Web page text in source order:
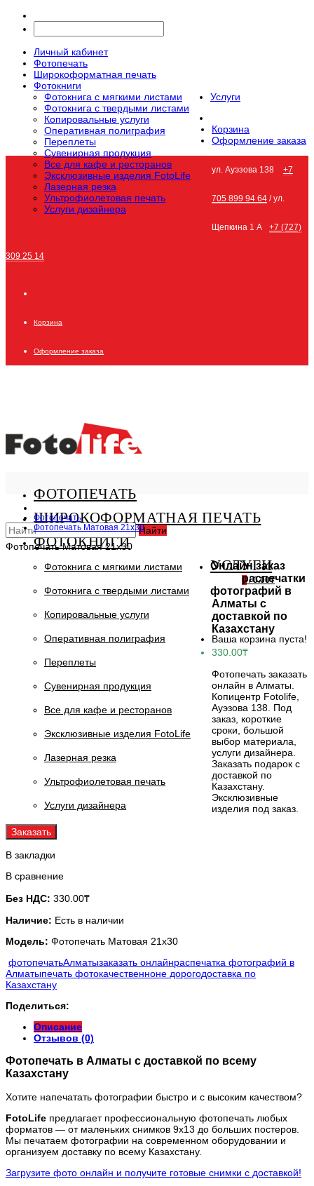
Личный кабинет
Фотопечать
Широкоформатная печать
Фотокниги
Фотокнига с мягкими листами
Фотокнига с твердыми листами
Услуги
Копировальные услуги
Оперативная полиграфия
Переплеты
Сувенирная продукция
Все для кафе и ресторанов
Эксклюзивные изделия FotoLife
Лазерная резка
Ультрофиолетовая печать
Услуги дизайнера
Корзина
Оформление заказа
ул. Ауэзова 138 +7
705 899 94 64 / ул.
Щепкина 1 А +7 (727)
309 25 14
Корзина
Оформление заказа
ФОТОПЕЧАТЬ
ШИРОКОФОРМАТНАЯ ПЕЧАТЬ
ФОТОКНИГИ
Фотокнига с мягкими листами
Фотокнига с твердыми листами
УСЛУГИ
Копировальные услуги
Оперативная полиграфия
Переплеты
Сувенирная продукция
Все для кафе и ресторанов
Эксклюзивные изделия FotoLife
Лазерная резка
Ультрофиолетовая печать
Услуги дизайнера
Найти
0 / 0.00₸
Ваша корзина пуста!
Фотопечать
Фотопечать Матовая 21x30
Фотопечать Матовая 21x30
Онлайн заказ
распечатки
фотографий в
Алматы с
доставкой по
Казахстану
330.00₸
Фотопечать заказать
онлайн в Алматы.
Копицентр Fotolife,
Ауэзова 138. Под
заказ, короткие
сроки, большой
выбор материала,
услуги дизайнера.
Заказать подарок с
доставкой по
Казахстану.
Эксклюзивные
изделия под заказ.
Заказать
В закладки
В сравнение
Без НДС: 330.00₸
Наличие: Есть в наличии
Модель: Фотопечать Матовая 21x30
фотопечатьАлматызаказать онлайнраспечатка фотографий в
Алматыпечать фотокачественноне дорогодоставка по
Казахстану
Поделиться:
Описание
Отзывов (0)
Фотопечать в Алматы с доставкой по всему
Казахстану
Хотите напечатать фотографии быстро и с высоким качеством?
FotoLife предлагает профессиональную фотопечать любых
форматов — от маленьких снимков 9х13 до больших постеров.
Мы печатаем фотографии на современном оборудовании и
организуем доставку по всему Казахстану.
Загрузите фото онлайн и получите готовые снимки с доставкой!